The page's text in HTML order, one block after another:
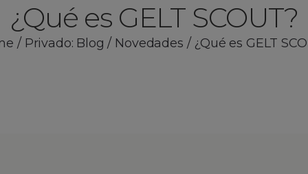
¿Qué es GELT SCOUT?
/ Privado: Blog / Novedades /¿Qué es GELT